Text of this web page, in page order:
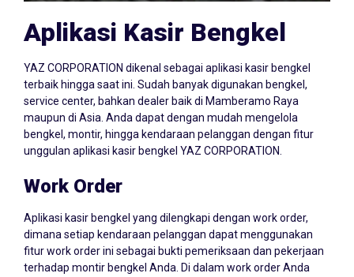
Aplikasi Kasir Bengkel
YAZ CORPORATION dikenal sebagai aplikasi kasir bengkel
terbaik hingga saat ini. Sudah banyak digunakan bengkel,
service center, bahkan dealer baik di Mamberamo Raya
maupun di Asia. Anda dapat dengan mudah mengelola
bengkel, montir, hingga kendaraan pelanggan dengan fitur
unggulan aplikasi kasir bengkel YAZ CORPORATION.
Work Order
Aplikasi kasir bengkel yang dilengkapi dengan work order,
dimana setiap kendaraan pelanggan dapat menggunakan
fitur work order ini sebagai bukti pemeriksaan dan pekerjaan
terhadap montir bengkel Anda. Di dalam work order Anda